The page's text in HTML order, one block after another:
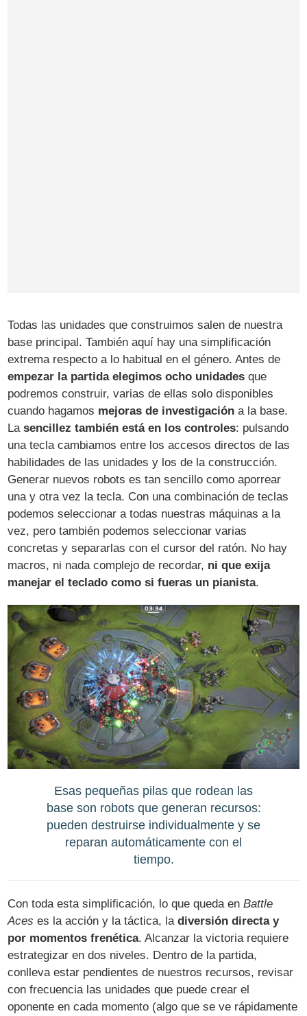
Todas las unidades que construimos salen de nuestra
base principal. También aquí hay una simplificación
extrema respecto a lo habitual en el género. Antes de
empezar la partida elegimos ocho unidades que
podremos construir, varias de ellas solo disponibles
cuando hagamos mejoras de investigación a la base.
Lasencillez también está en los controles: pulsando
una tecla cambiamos entre los accesos directos de las
habilidades de las unidades y los de la construcción.
Generar nuevos robots es tan sencillo como aporrear
una y otra vez la tecla. Con una combinación de teclas
podemos seleccionar a todas nuestras máquinas a la
vez, pero también podemos seleccionar varias
concretas y separarlas con el cursor del ratón. No hay
macros, ni nada complejo de recordar, ni que exija
manejar el teclado como si fueras un pianista.
Esas pequeñas pilas que rodean las
base son robots que generan recursos:
pueden destruirse individualmente y se
reparan automáticamente con el
tiempo.
Con toda esta simplificación, lo que queda enBattle
Aces es la acción y la táctica, ladiversión directa y
por momentos frenética. Alcanzar la victoria requiere
estrategizar en dos niveles. Dentro de la partida,
conlleva estar pendientes de nuestros recursos, revisar
con frecuencia las unidades que puede crear el
oponente en cada momento (algo que se ve rápidamente